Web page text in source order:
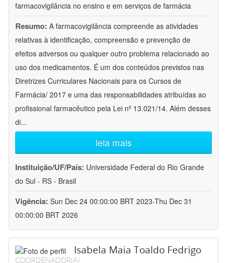
farmacovigilância no ensino e em serviços de farmácia
Resumo: A farmacovigilância compreende as atividades
relativas à identificação, compreensão e prevenção de
efeitos adversos ou qualquer outro problema relacionado ao
uso dos medicamentos. É um dos conteúdos previstos nas
Diretrizes Curriculares Nacionais para os Cursos de
Farmácia/ 2017 e uma das responsabilidades atribuídas ao
profissional farmacêutico pela Lei nº 13.021/14. Além desses
di...
leia mais
Instituição/UF/País: Universidade Federal do Rio Grande
do Sul - RS - Brasil
Vigência: Sun Dec 24 00:00:00 BRT 2023-Thu Dec 31
00:00:00 BRT 2026
Isabela Maia Toaldo Fedrigo
COORDENADOR(A)